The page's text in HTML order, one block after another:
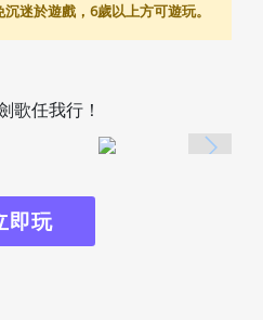
迷於遊戲，6歲以上方可遊玩。
歌任我行！
即玩